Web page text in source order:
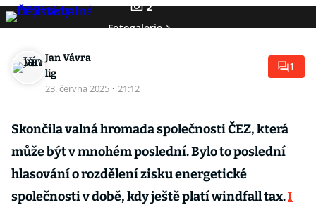
2
Fotogalerie
Jan Vávra
lig
23. června 2025 · 21:12
1
Skončila valná hromada společnosti ČEZ, která
může být v mnohém poslední. Bylo to poslední
hlasování o rozdělení zisku energetické
společnosti v době, kdy ještě platí windfall tax.I